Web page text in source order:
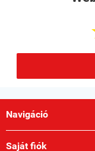
Navigáció
Saját fiók